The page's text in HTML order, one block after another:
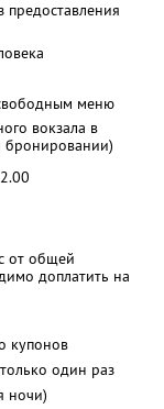
предоставления
меню
вокзала в
бронировании)
от общей
доплатить на
купонов
один раз
ночи)